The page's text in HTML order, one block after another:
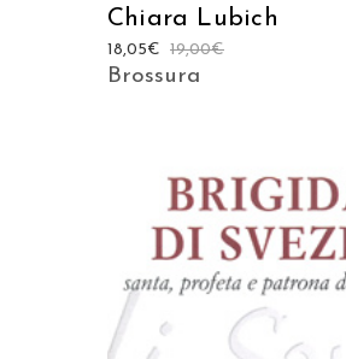
Chiara Lubich
19,00€
18,05€
Brossura